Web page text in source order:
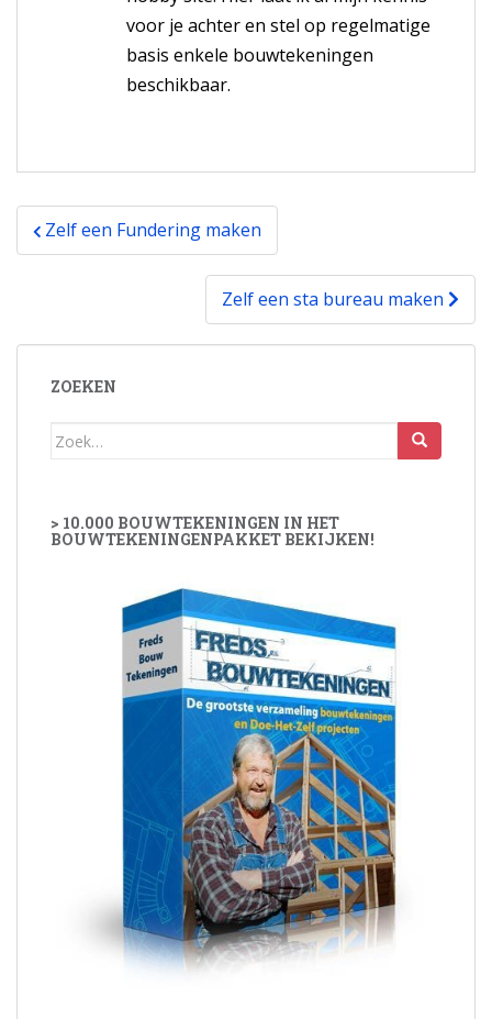
voor je achter en stel op regelmatige
basis enkele bouwtekeningen
beschikbaar.
Bericht
navigatie
Zelf een Fundering maken
Zelf een sta bureau maken
ZOEKEN
Zoek
> 10.000 BOUWTEKENINGEN IN HET
BOUWTEKENINGENPAKKET BEKIJKEN!